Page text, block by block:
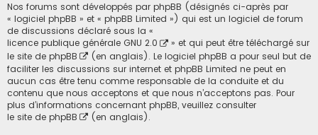
Nos forums sont développés par phpBB (désignés ci-après par
« logiciel phpBB » et « phpBB Limited ») qui est un logiciel de forum
de discussions déclaré sous la «
licence publique générale GNU 2.0
» et qui peut être téléchargé sur
le site de phpBB
(en anglais). Le logiciel phpBB a pour seul but de
faciliter les discussions sur internet et phpBB Limited ne peut en
aucun cas être tenu comme responsable de la conduite et du
contenu que nous acceptons et que nous n’acceptons pas. Pour
plus d’informations concernant phpBB, veuillez consulter
le site de phpBB
(en anglais).